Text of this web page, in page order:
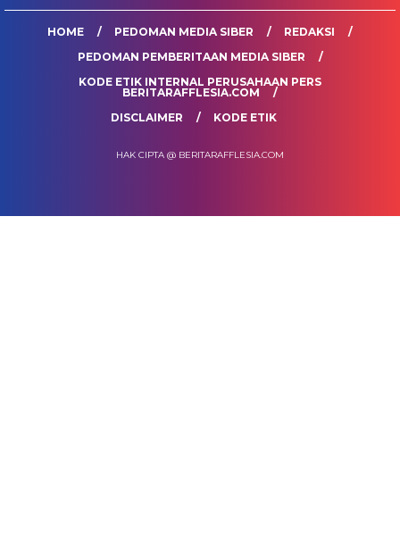
HOME PEDOMAN MEDIA SIBER
REDAKSI
PEDOMAN PEMBERITAAN MEDIA SIBER
KODE ETIK INTERNAL PERUSAHAAN PERS
BERITARAFFLESIA.COM
DISCLAIMER
KODE ETIK
HAK CIPTA @ BERITARAFFLESIA.COM